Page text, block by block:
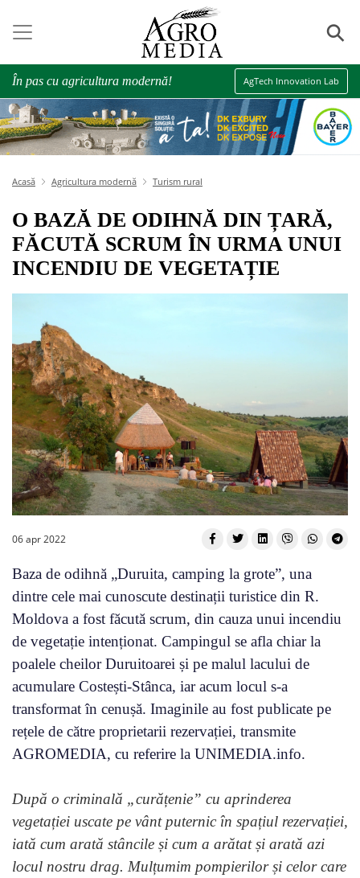
⚲
În pas cu agricultura modernă! AgTech Innovation Lab
Acasă Agricultura modernă Turism rural
O BAZĂ DE ODIHNĂ DIN ȚARĂ,
FĂCUTĂ SCRUM ÎN URMA UNUI
INCENDIU DE VEGETAȚIE
06 apr 2022
Baza de odihnă „Duruita, camping la grote”, una
dintre cele mai cunoscute destinații turistice din R.
Moldova a fost făcută scrum, din cauza unui incendiu
de vegetație intenționat. Campingul se afla chiar la
poalele cheilor Duruitoarei și pe malul lacului de
acumulare Costești-Stânca, iar acum locul s-a
transformat în cenușă. Imaginile au fost publicate pe
rețele de către proprietarii rezervației, transmite
AGROMEDIA, cu referire la UNIMEDIA.info.
După o criminală „curățenie” cu aprinderea
vegetației uscate pe vânt puternic în spațiul rezervației,
iată cum arată stâncile și cum a arătat și arată azi
locul nostru drag. Mulțumim pompierilor și celor care